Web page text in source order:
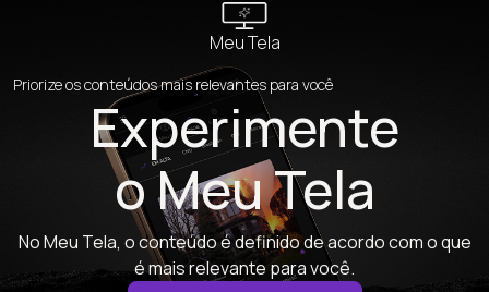
Meu Tela
Priorize os conteúdos mais relevantes para você
Experimente
o Meu Tela
No Meu Tela, o conteúdo é definido de acordo com o que
é mais relevante para você.